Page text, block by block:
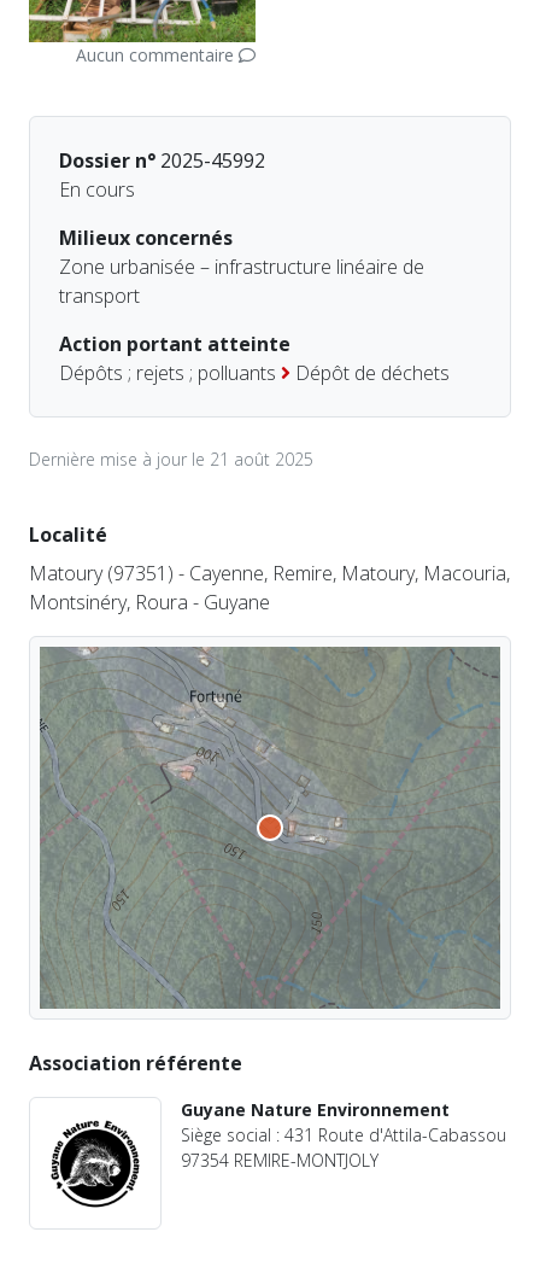
Aucun commentaire
Dossier n° 2025-45992
En cours
Milieux concernés
Zone urbanisée – infrastructure linéaire de
transport
Action portant atteinte
Dépôts ; rejets ; polluants
Dépôt de déchets
Dernière mise à jour le 21 août 2025
Localité
Matoury (97351) - Cayenne, Remire, Matoury, Macouria,
Montsinéry, Roura - Guyane
Association référente
Guyane Nature Environnement
Siège social : 431 Route d'Attila-Cabassou
97354 REMIRE-MONTJOLY